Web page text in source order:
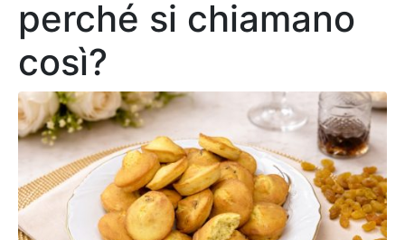
perché si chiamano
così?